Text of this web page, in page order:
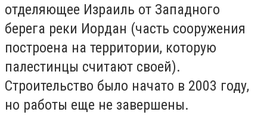
отделяющее Израиль от Западного
берега реки Иордан (часть сооружения
построена на территории, которую
палестинцы считают своей).
Строительство было начато в 2003 году,
но работы еще не завершены.